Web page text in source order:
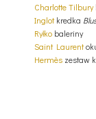
Charlotte Tilbury
Inglotkredka
Ryłko baleriny
Saint Laurent
Hermès zestaw